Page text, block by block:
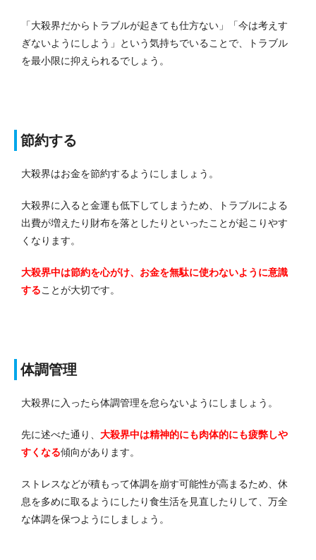
「大殺界だからトラブルが起きても仕方ない」「今は考えす
ぎないようにしよう」という気持ちでいることで、トラブル
を最小限に抑えられるでしょう。
節約する
大殺界はお金を節約するようにしましょう。
大殺界に入ると金運も低下してしまうため、トラブルによる
出費が増えたり財布を落としたりといったことが起こりやす
くなります。
大殺界中は節約を心がけ、お金を無駄に使わないように意識
することが大切です。
体調管理
大殺界に入ったら体調管理を怠らないようにしましょう。
先に述べた通り、 大殺界中は精神的にも肉体的にも疲弊しや
すくなる傾向があります。
ストレスなどが積もって体調を崩す可能性が高まるため、休
息を多めに取るようにしたり食生活を見直したりして、万全
な体調を保つようにしましょう。